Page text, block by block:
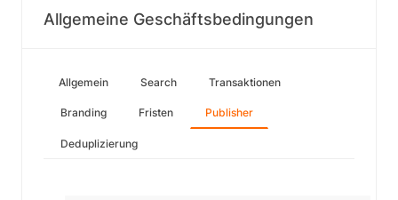
Allgemeine Geschäftsbedingungen
Allgemein Search Transaktionen
Branding Fristen Publisher
Deduplizierung